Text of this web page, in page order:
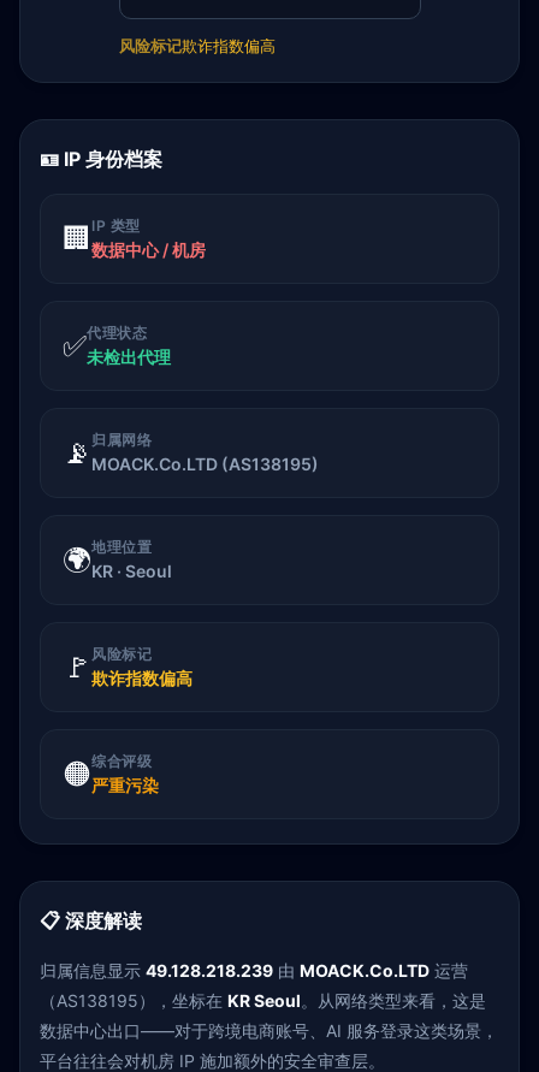
风险标记欺诈指数偏高
🪪 IP 身份档案
🏢 IP 类型
数据中心 / 机房
✅代理状态
未检出代理
📡 归属网络
MOACK.Co.LTD (AS138195)
🌍地理位置
KR · Seoul
🚩 风险标记
欺诈指数偏高
🟠综合评级
严重污染
📋 深度解读
归属信息显示 49.128.218.239 由 MOACK.Co.LTD 运营
（AS138195），坐标在 KR Seoul。从网络类型来看，这是
数据中心出口——对于跨境电商账号、AI 服务登录这类场景，
平台往往会对机房 IP 施加额外的安全审查层。